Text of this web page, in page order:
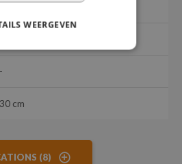
1 m
-
30 cm
(8)
WEERGEVEN